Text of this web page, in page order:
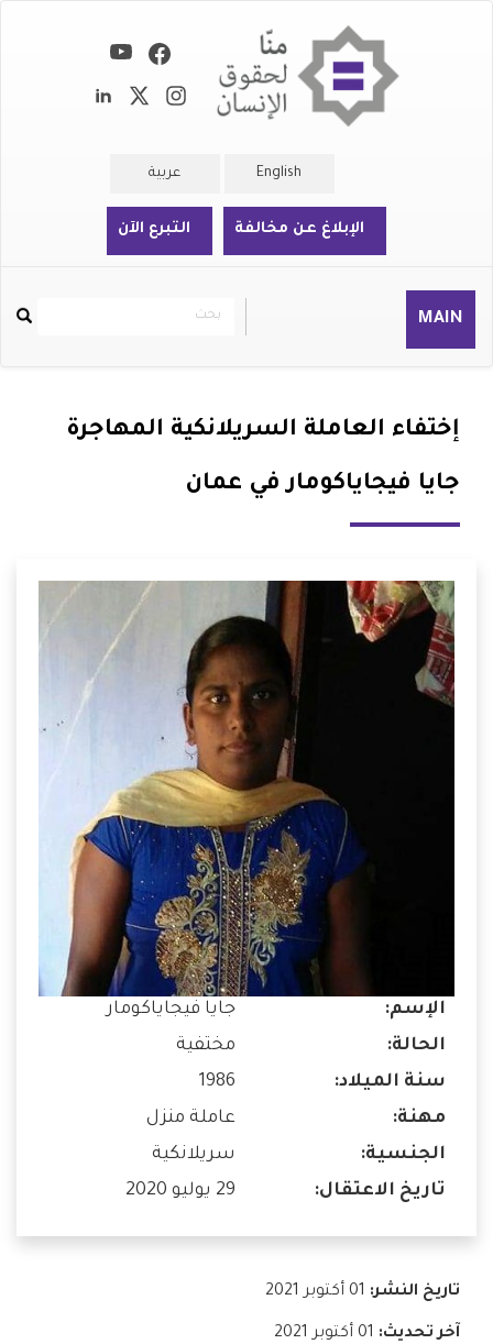
English عربية
الإبلاغ عن مخالفة التبرع الآن
MAIN
Rechercher
بحث
إختفاء العاملة السريلانكية المهاجرة
جايا فيجاياكومار في عمان
الإسم:
جايا فيجاياكومار
الحالة:
مختفية
سنة الميلاد:
1986
مهنة:
عاملة منزل
الجنسية:
سريلانكية
تاريخ الاعتقال:
29 يوليو 2020
تاريخ النشر:
آخر تحديث: